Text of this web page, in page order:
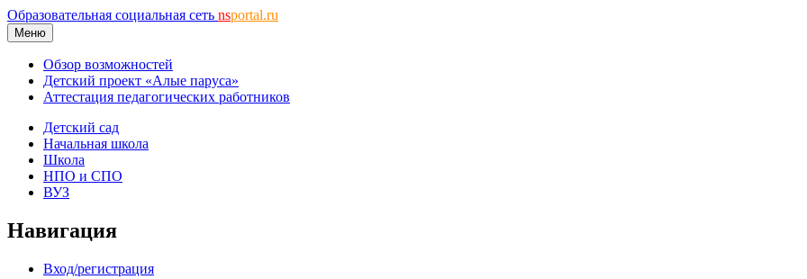
Образовательная социальная сеть nsportal.ru
Меню
Обзор возможностей
Детский проект «Алые паруса»
Аттестация педагогических работников
Детский сад
Начальная школа
Школа
НПО и СПО
ВУЗ
Навигация
Вход/регистрация